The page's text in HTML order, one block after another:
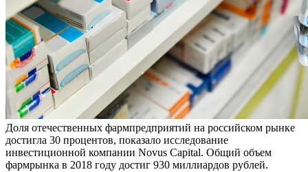
Доля отечественных фармпредприятий на российском рынке
достигла 30 процентов, показало исследование
инвестиционной компании Novus Capital. Общий объем
фармрынка в 2018 году достиг 930 миллиардов рублей.